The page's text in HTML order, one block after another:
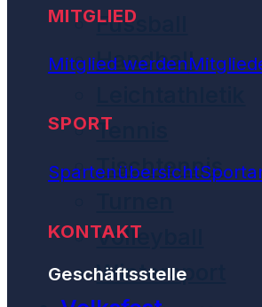
Fussball
Handball
Tennis
Tischtennis
Volleyball
Wintersport
MITGLIED
Mitglied werden
SPORT
Spartenübersicht
KONTAKT
Geschäftsstelle